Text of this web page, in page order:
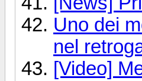
Uno dei
nel
[Video]